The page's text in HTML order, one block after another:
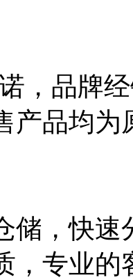
，品牌
产品均为
储，快
，专业